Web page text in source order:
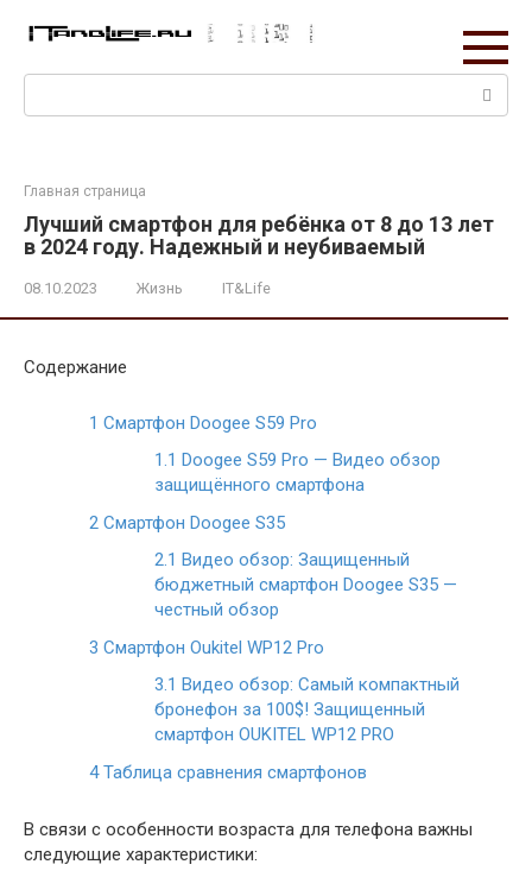
Поиск:
Главная страница
Лучший смартфон для ребёнка от 8 до 13 лет
в 2024 году. Надежный и неубиваемый
08.10.2023 Жизнь IT&Life
Содержание
1 Смартфон Doogee S59 Pro
1.1 Doogee S59 Pro — Видео обзор
защищённого смартфона
2 Смартфон Doogee S35
2.1 Видео обзор: Защищенный
бюджетный смартфон Doogee S35 —
честный обзор
3 Смартфон Oukitel WP12 Pro
3.1 Видео обзор: Самый компактный
бронефон за 100$! Защищенный
смартфон OUKITEL WP12 PRO
4Таблица сравнения смартфонов
В связи с особенности возраста для телефона важны
следующие характеристики: